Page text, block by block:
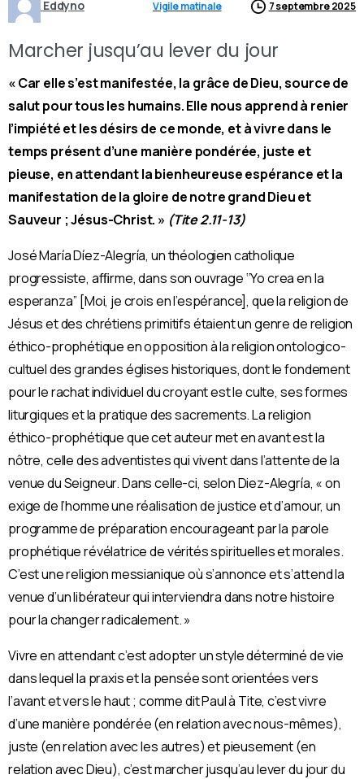
Eddyno Vigile matinale 7 septembre 2025
Marcher jusqu’au lever du jour
« Car elle s’est manifestée, la grâce de Dieu, source de
salut pour tous les humains. Elle nous apprend à renier
l’impiété et les désirs de ce monde, et à vivre dans le
temps présent d’une manière pondérée, juste et
pieuse, en attendant la bienheureuse espérance et la
manifestation de la gloire de notre grand Dieu et
Sauveur ; Jésus-Christ. » (Tite 2.11-13)
José María Díez-Alegría, un théologien catholique
progressiste, afﬁrme, dans son ouvrage ‘’Yo crea en la
esperanza’’ [Moi, je crois en l’espérance], que la religion de
Jésus et des chrétiens primitifs étaient un genre de religion
éthico-prophétique en opposition à la religion ontologico-
cultuel des grandes églises historiques, dont le fondement
pour le rachat individuel du croyant est le culte, ses formes
liturgiques et la pratique des sacrements.La religion
éthico-prophétique que cet auteur met en avant est la
nôtre, celle des adventistes qui vivent dans l’attente de la
venue du Seigneur. Dans celle-ci, selon Diez-Alegría, « on
exige de l’homme une réalisation de justice et d’amour, un
programme de préparation encourageant par la parole
prophétique révélatrice de vérités spirituelles et morales.
C’est une religion messianique où s’annonce et s’attend la
venue d’un libérateur qui interviendra dans notre histoire
pour la changer radicalement. »
Vivre en attendant c’est adopter un style déterminé de vie
dans lequel la praxis et la pensée sont orientées vers
l’avant et vers le haut ; comme dit Paul à Tite, c’est vivre
d’une manière pondérée (en relation avec nous-mêmes),
juste (en relation avec les autres) et pieusement (en
relation avec Dieu), c’est marcher jusqu’au lever du jour du